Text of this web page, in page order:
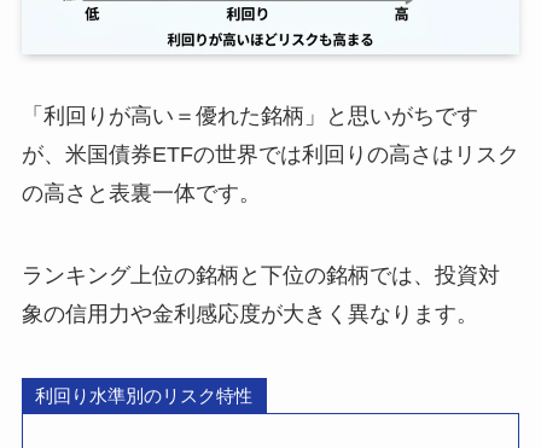
「利回りが高い＝優れた銘柄」と思いがちです
が、米国債券ETFの世界では利回りの高さはリスク
の高さと表裏一体です。
ランキング上位の銘柄と下位の銘柄では、投資対
象の信用力や金利感応度が大きく異なります。
利回り水準別のリスク特性